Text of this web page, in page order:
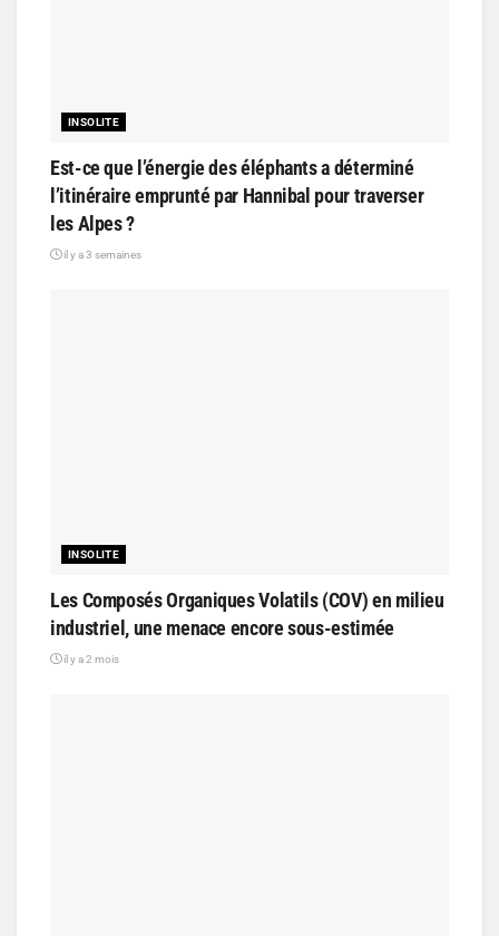
INSOLITE
Est-ce que l’énergie des éléphants a déterminé
l’itinéraire emprunté par Hannibal pour traverser
les Alpes ?
il y a 3 semaines
INSOLITE
Les Composés Organiques Volatils (COV) en milieu
industriel, une menace encore sous-estimée
il y a 2 mois